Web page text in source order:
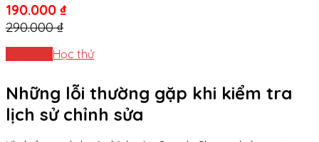
190.000 ₫
290.000 ₫
Học thử
Những lỗi thường gặp khi kiểm tra
lịch sử chỉnh sửa